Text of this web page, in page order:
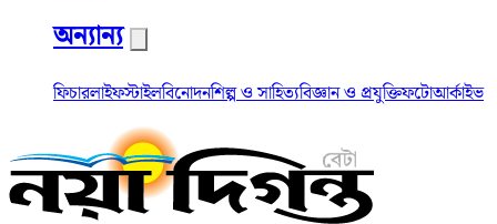
অন্যান্য
ফিচারলাইফস্টাইলবিনোদনশিল্প ও সাহিত্যবিজ্ঞান ও প্রযুক্তিফটোআর্কাইভ